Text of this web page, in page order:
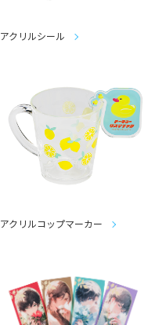
アクリルシール
アクリルコップマーカー